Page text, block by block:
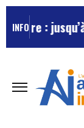
INFO: jusqu’à